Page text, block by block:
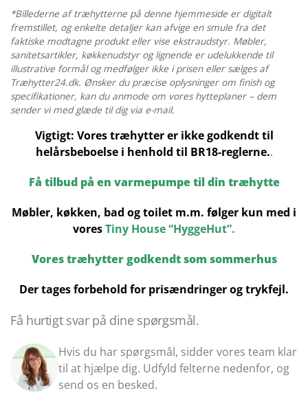
7
x
4
M
antal
*Billederne af træhytterne på denne hjemmeside er digitalt
fremstillet, og enkelte detaljer kan afvige en smule fra det
faktiske modtagne produkt eller vise ekstraudstyr. Møbler,
sanitetsartikler, køkkenudstyr og lignende er udelukkende til
illustrative formål og medfølger ikke i prisen eller sælges af
Træhytter24.dk. Ønsker du præcise oplysninger om finish og
specifikationer, kan du anmode om vores hytteplaner – dem
sender vi med glæde til dig via e-mail.
Vigtigt: Vores træhytter er ikke godkendt til
helårsbeboelse i henhold til BR18-reglerne..
Få tilbud på en varmepumpe til din træhytte
Møbler, køkken, bad og toilet m.m. følger kun med i
voresTiny House “HyggeHut”.
Vores træhytter godkendt som sommerhus
Der tages forbehold for prisændringer og trykfejl.
Få hurtigt svar på dine spørgsmål.
Hvis du har spørgsmål, sidder vores team klar
til at hjælpe dig. Udfyld felterne nedenfor, og
send os en besked.